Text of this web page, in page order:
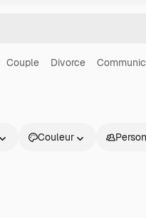
Couple Divorce
Couleur